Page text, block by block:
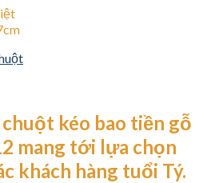
kéo bao tiền gỗ
mang tới lựa chọn
khách hàng tuổi Tý.